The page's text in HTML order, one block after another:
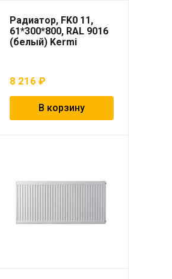
Радиатор, FK0 11,
61*300*800, RAL 9016
(белый) Kermi
8 216₽
В корзину